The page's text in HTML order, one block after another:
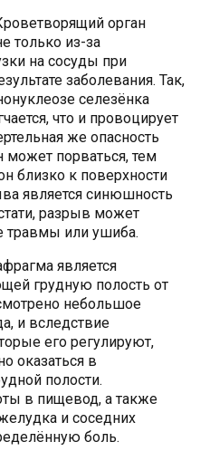
орган
только из-за
на сосуды при
заболевания. Так,
селезёнка
что и провоцирует
же опасность
может порваться, тем
близко к поверхности
является синюшность
разрыв может
травмы или ушиба.
является
грудную полость от
небольшое
и вследствие
его регулируют,
оказаться в
полости.
в пищевод, а также
и соседних
боль.